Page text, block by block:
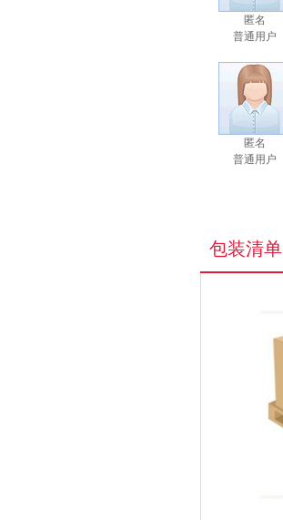
匿名
普通用户
匿名
普通用户
包装清单